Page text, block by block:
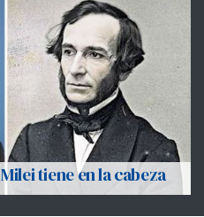
tiene en la cabeza